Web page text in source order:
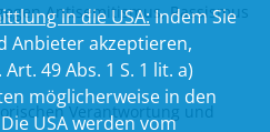
Antisemitismus, Rassismus
Verantwortung und
in die USA:Indem Sie
Anbieter akzeptieren,
49 Abs. 1 S. 1 lit. a)
möglicherweise in den
USA werden vom